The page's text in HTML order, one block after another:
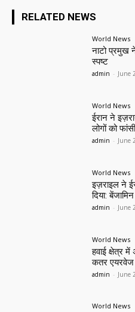
RELATED NEWS
World News
नाटो प्रमुख
स्पष्ट
admin - June
World News
ईरान ने
लोगों को
admin - June
World News
इज़राइल ने
दिया:
admin - June
World News
हवाई क्षेत्र
कतर एयरवेज
admin - June
World News